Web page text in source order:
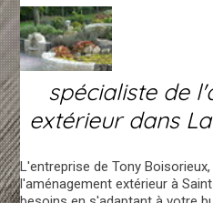
spécialiste de
extérieur dans
L'entreprise de Tony
l'aménagement extérieur à